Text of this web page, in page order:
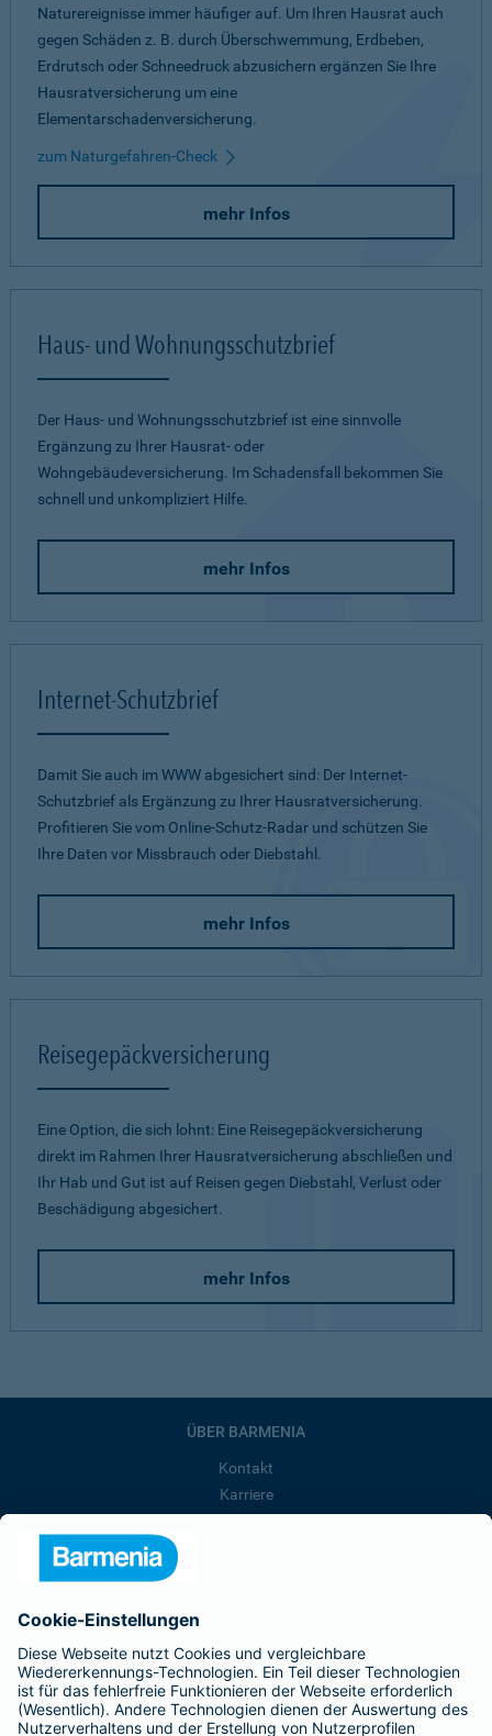
Naturereignisse immer häufiger auf. Um Ihren Hausrat auch
gegen Schäden z. B. durch Überschwemmung, Erdbeben,
Erdrutsch oder Schneedruck abzusichern ergänzen Sie Ihre
Hausratversicherung um eine
Elementarschadenversicherung.
zum Naturgefahren-Check
mehr Infos
Haus- und Wohnungsschutzbrief
Der Haus- und Wohnungsschutzbrief ist eine sinnvolle
Ergänzung zu Ihrer Hausrat- oder
Wohngebäudeversicherung. Im Schadensfall bekommen Sie
schnell und unkompliziert Hilfe.
mehr Infos
Internet-Schutzbrief
Damit Sie auch im WWW abgesichert sind: Der Internet-
Schutzbrief als Ergänzung zu Ihrer Hausratversicherung.
Profitieren Sie vom Online-Schutz-Radar und schützen Sie
Ihre Daten vor Missbrauch oder Diebstahl.
mehr Infos
Reisegepäckversicherung
Eine Option, die sich lohnt: Eine Reisegepäckversicherung
direkt im Rahmen Ihrer Hausratversicherung abschließen und
Ihr Hab und Gut ist auf Reisen gegen Diebstahl, Verlust oder
Beschädigung abgesichert.
mehr Infos
ÜBER BARMENIA
Kontakt
Karriere
Barmenia ist Teil der BarmeniaGothaer
BELIEBTE SEITEN
Kranken-Zusatzversicherung